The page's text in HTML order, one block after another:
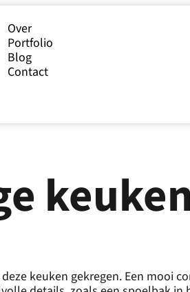
Over
Portfolio
Blog
Contact
keuken gekregen. Een mooi